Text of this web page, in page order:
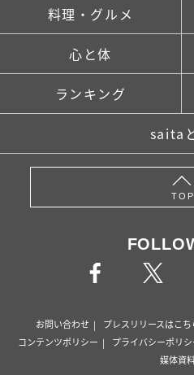
料理・グルメ
心と体
ランキング
saita
TOP
お問い合わせ プレスリリースはこち
コンテンツポリシー
プライバシーポリシ
媒体資